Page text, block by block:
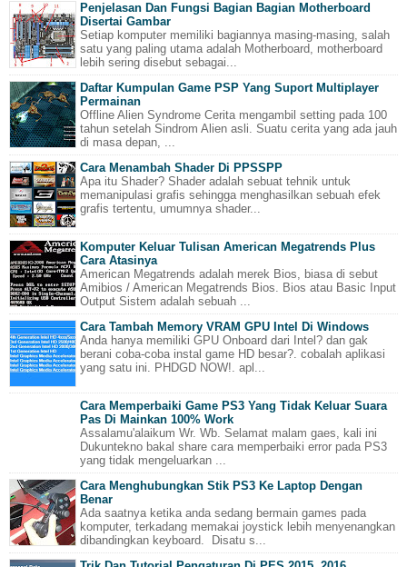
Penjelasan Dan Fungsi Bagian Bagian Motherboard
Disertai Gambar
Setiap komputer memiliki bagiannya masing-masing, salah
satu yang paling utama adalah Motherboard, motherboard
lebih sering disebut sebagai...
Daftar Kumpulan Game PSP Yang Suport Multiplayer
Permainan
Offline Alien Syndrome Cerita mengambil setting pada 100
tahun setelah Sindrom Alien asli. Suatu cerita yang ada jauh
di masa depan, ...
Cara Menambah Shader Di PPSSPP
Apa itu Shader? Shader adalah sebuat tehnik untuk
memanipulasi grafis sehingga menghasilkan sebuah efek
grafis tertentu, umumnya shader...
Komputer Keluar Tulisan American Megatrends Plus
Cara Atasinya
American Megatrends adalah merek Bios, biasa di sebut
Amibios / American Megatrends Bios. Bios atau Basic Input
Output Sistem adalah sebuah ...
Cara Tambah Memory VRAM GPU Intel Di Windows
Anda hanya memiliki GPU Onboard dari Intel? dan gak
berani coba-coba instal game HD besar?. cobalah aplikasi
yang satu ini. PHDGD NOW!. apl...
Cara Memperbaiki Game PS3 Yang Tidak Keluar Suara
Pas Di Mainkan 100% Work
Assalamu'alaikum Wr. Wb. Selamat malam gaes, kali ini
Dukuntekno bakal share cara memperbaiki error pada PS3
yang tidak mengeluarkan ...
Cara Menghubungkan Stik PS3 Ke Laptop Dengan
Benar
Ada saatnya ketika anda sedang bermain games pada
komputer, terkadang memakai joystick lebih menyenangkan
dibandingkan keyboard. Disatu s...